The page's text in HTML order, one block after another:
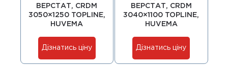
ВЕРСТАТ, CRDM
3050×1250 TOPLINE,
HUVEMA
Дізнатись ціну
ВЕРСТАТ, CRDM
3040×1100 TOPLINE,
HUVEMA
Дізнатись ціну